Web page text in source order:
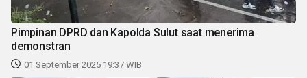
Pimpinan DPRD dan Kapolda Sulut saat menerima
demonstran
01 September 2025 19:37 WIB